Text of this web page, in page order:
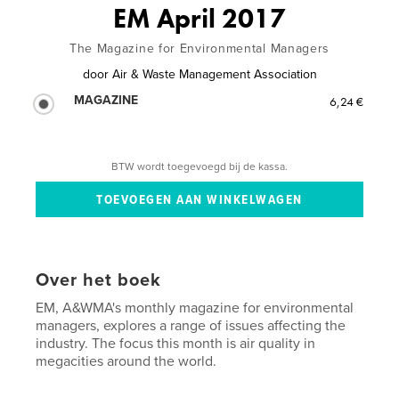
EM April 2017
The Magazine for Environmental Managers
door Air & Waste Management Association
MAGAZINE
6,24 €
BTW wordt toegevoegd bij de kassa.
Over het boek
EM, A&WMA's monthly magazine for environmental
managers, explores a range of issues affecting the
industry. The focus this month is air quality in
megacities around the world.